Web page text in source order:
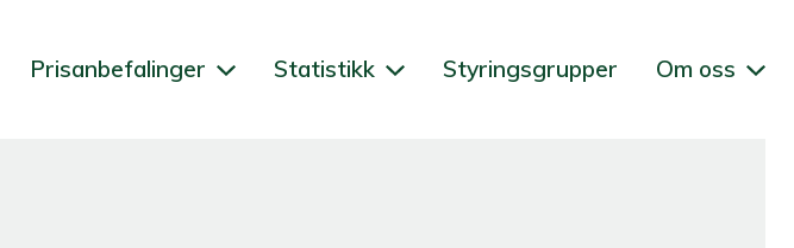
Prisanbefalinger Statistikk Styringsgrupper Om oss